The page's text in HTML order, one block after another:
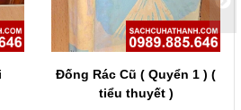
Đống Rác Cũ ( Quyển 1 ) (
tiểu thuyết )